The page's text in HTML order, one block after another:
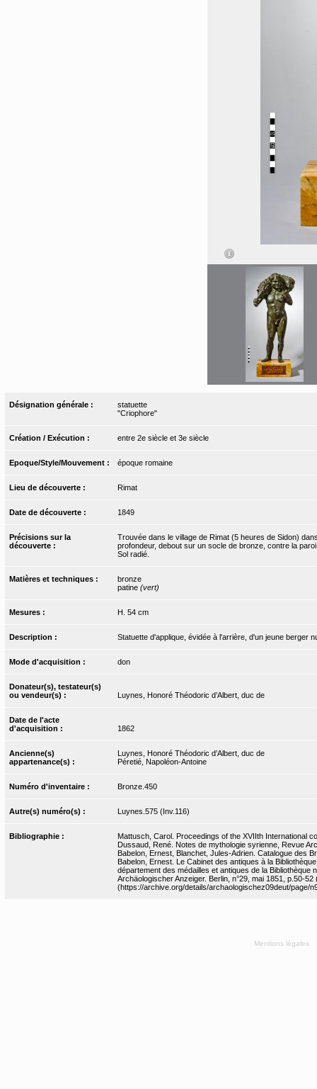
Désignation générale :
statuette
"Criophore"
Création / Exécution : entre 2e siècle et 3e siècle
Epoque/Style/Mouvement : époque romaine
Lieu de découverte : Rimat
Date de découverte : 1849
Précisions sur la
découverte :
Trouvée dans le village de Rimat (5 heures de Sidon)
profondeur, debout sur un socle de bronze, contre la
Sol radié.
Matières et techniques :
bronze
patine (vert)
Mesures : H. 54 cm
Description : Statuette d'applique, évidée à l'arrière, d'un jeune berger
Mode d'acquisition : don
Donateur(s), testateur(s)
ou vendeur(s) :
Luynes, Honoré Théodoric d’Albert, duc de
Date de l'acte
d'acquisition :
1862
Ancienne(s)
appartenance(s) :
Luynes, Honoré Théodoric d’Albert, duc de
Péretié, Napoléon-Antoine
Numéro d'inventaire : Bronze.450
Autre(s) numéro(s) : Luynes.575 (Inv.116)
Bibliographie :
Mattusch, Carol. Proceedings of the XVIIth International
Dussaud, René. Notes de mythologie syrienne, Revue
Babelon, Ernest, Blanchet, Jules-Adrien. Catalogue des
Babelon, Ernest. Le Cabinet des antiques à la
département des médailles et antiques de la Bibliothèque
Archäologischer Anzeiger. Berlin, n°29, mai 1851, p.50-
(https://archive.org/details/archaologischez09deut/page/
Mentions légales